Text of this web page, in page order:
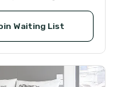
Waiting List